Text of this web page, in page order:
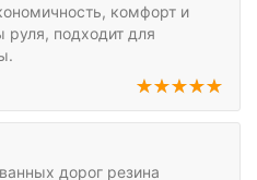
комфорт и
руля, подходит для
дорог резина